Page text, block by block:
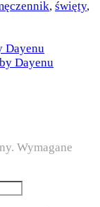
, święty,
Dayenu
Dayenu
Wymagane